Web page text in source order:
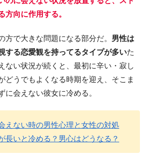
方向に作用する。
方で大きな問題になる部分だ。 男性は
する恋愛観を持ってるタイプが多いた
ない状況が続くと、最初に辛い・寂し
どうでもよくなる時期を迎え、そこま
に会えない彼女に冷める。
えない時の男性心理と女性の対処
長いと冷める？男心はどうなる？